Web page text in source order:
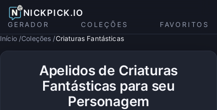
NICKPICK.IO
GERADOR COLEÇÕES
FAVORITOS
Início Coleções Criaturas Fantásticas
Apelidos de Criaturas
Fantásticas para seu
Personagem